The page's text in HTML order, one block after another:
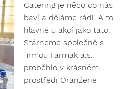
Catering je něco co nás
baví a děláme rádi. A to
hlavně u akcí jako tato.
Stárneme společně s
firmou Farmak a.s.
proběhlo v krásném
prostředí Oranžerie